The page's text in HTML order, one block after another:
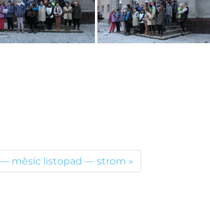
měsíc listopad — strom